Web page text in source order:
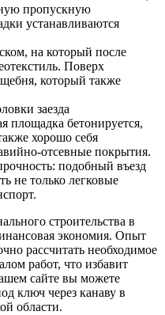
пропускную
устанавливаются
на который после
Поверх
который также
заезда
площадка бетонируется,
хорошо себя
отсевные покрытия.
подобный въезд
не только легковые
строительства в
экономия. Опыт
рассчитать необходимое
работ, что избавит
сайте вы можете
ключ через канаву в
области.